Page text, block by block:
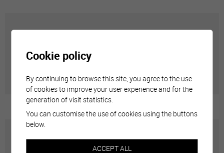
Adresses utiles en ville de Sierre
Carte interactive
Cookie policy
By continuing to browse this site, you agree to the use
of cookies to improve your user experience and for the
generation of visit statistics.
You can customise the use of cookies using the buttons
below.
ACCEPT ALL